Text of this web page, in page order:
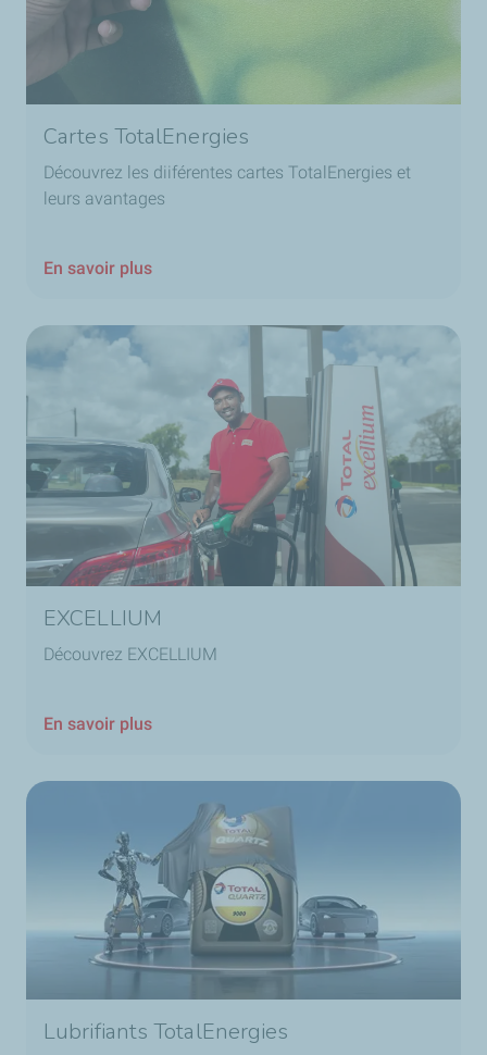
Cartes TotalEnergies
Découvrez les diiférentes cartes TotalEnergies et
leurs avantages
En savoir plus
EXCELLIUM
Découvrez EXCELLIUM
En savoir plus
Lubrifiants TotalEnergies